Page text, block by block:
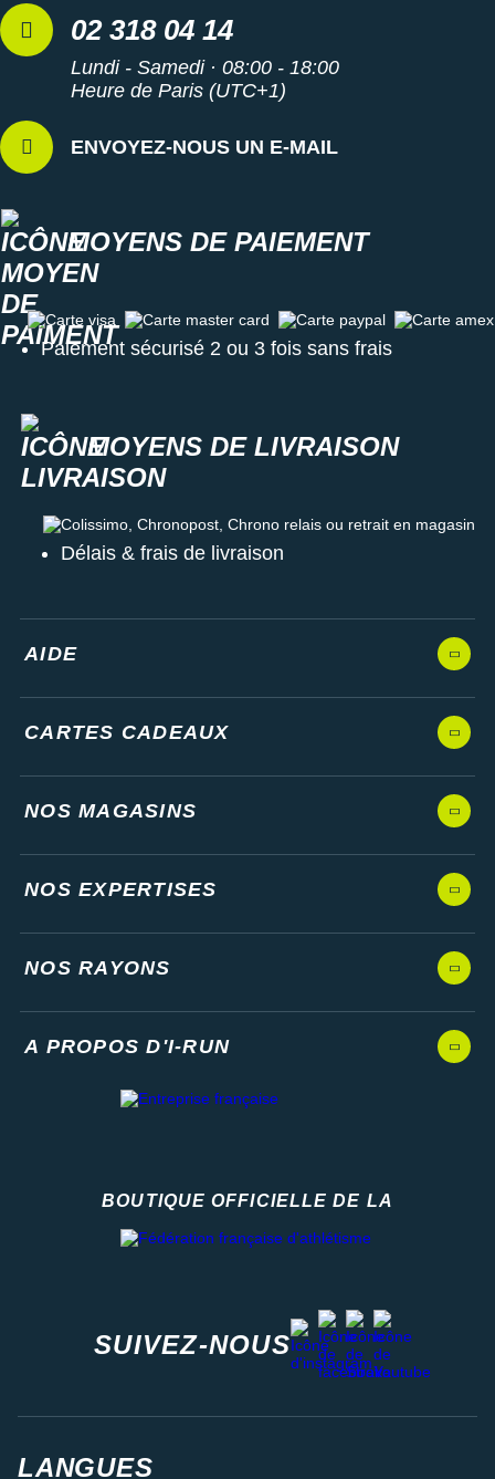
02 318 04 14
Lundi - Samedi · 08:00 - 18:00
Heure de Paris (UTC+1)
ENVOYEZ-NOUS UN E-MAIL
MOYENS DE PAIEMENT
Carte visa Carte master card Carte paypal Carte amex
Paiement sécurisé 2 ou 3 fois sans frais
MOYENS DE LIVRAISON
Colissimo, Chronopost, Chrono relais ou retrait en magasin
Délais & frais de livraison
AIDE
CARTES CADEAUX
NOS MAGASINS
NOS EXPERTISES
NOS RAYONS
A PROPOS D'I-RUN
BOUTIQUE OFFICIELLE DE LA
SUIVEZ-NOUS
instagram
facebook
stravayoutube
LANGUES